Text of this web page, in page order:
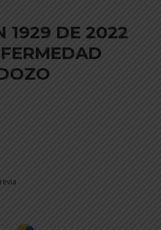
1929 DE 2022